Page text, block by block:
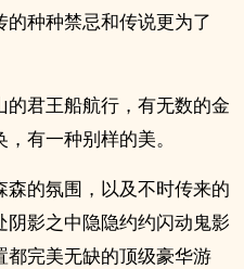
种种禁忌和传说更为了
君王船航行，有无数的金
有一种别样的美。
的氛围，以及不时传来的
影之中隐隐约约闪动鬼影
都完美无缺的顶级豪华游